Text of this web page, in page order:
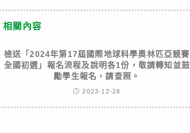
相關內容
檢送「2024年第17屆國際地球科學奧林匹亞競賽
全國初選」報名流程及說明各1份，敬請轉知並鼓
勵學生報名，請查照。
2023-12-28